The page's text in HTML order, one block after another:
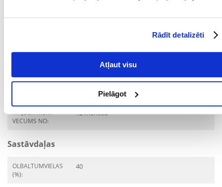
Rādīt detalizēti
Atļaut visu
Pielāgot
Care 40
PRODUCENT: ROYAL CANIN
Pieaudzis
ĪPAŠAS PRASĪBAS:
Liekais svars un/vai pēc
sterilizācijas/kastrācijas
MĀJDZĪVNIEKA
VECUMS NO:
12 mēnešu
Sastāvdaļas
OLBALTUMVIELAS
(%):
40